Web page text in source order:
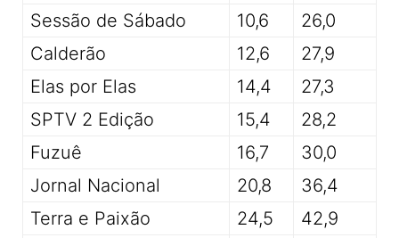
Sessão de Sábado
10,6
26,0
Calderão
12,6
27,9
Elas por Elas
14,4
27,3
SPTV 2 Edição
15,4
28,2
Fuzuê
16,7
30,0
Jornal Nacional
20,8
36,4
Terra e Paixão
24,5
42,9